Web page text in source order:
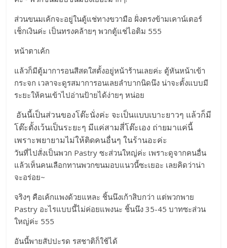
ส่วนขนมเค้กจะอยู่ในตู้แช่ทางขวามือ ฝั่งตรงข้ามเคาน์เตอร์
เช็กเงินค่ะ เป็นทรงคล้ายๆ พวกตู้แช่ไอติม 555
หน้าตาเค้ก
แล้วก็มีตู้มาการอนสีสดใสตั้งอยู่หน้าร้านเลยค่ะ ตู้หันหน้าเข้า
กระจก เวลาจะดูรสมาการอนเลยลำบากนิดนึง น่าจะตั้งแบบมี
ระยะให้คนเข้าไปอ่านป้ายได้ง่ายๆ หน่อย
อันนี้เป็นส่วนของโต๊ะนั่งค่ะ จะเป็นแบบเบาะยาวๆ แล้วก็มี
โต๊ะตั้งเว้นเป็นระยะๆ มีแค่สามสี่โต๊ะเอง ถ่ายมาแค่นี้
เพราะพยายามไม่ให้ติดคนอื่นๆ ในร้านอะค่ะ
วันที่ไปสั่งเป็นพวก Pastry ซะส่วนใหญ่ค่ะ เพราะดูจากคนอื่น
แล้วเห็นคนเลือกทานพวกขนมอบแนวนี้ซะเยอะ เลยคิดว่าน่า
จะอร่อย~
จริงๆ คือเค้กแพงด้วยแหละ ชิ้นนึงเก้าสิบกว่า แต่พวกพาย
Pastry อะไรแบบนี้ไม่ค่อยแพงนะ ชิ้นนึง 35-45 บาทซะส่วน
ใหญ่ค่ะ 555
อันนี้พายสัปปะรด รสชาติก็ใช้ได้